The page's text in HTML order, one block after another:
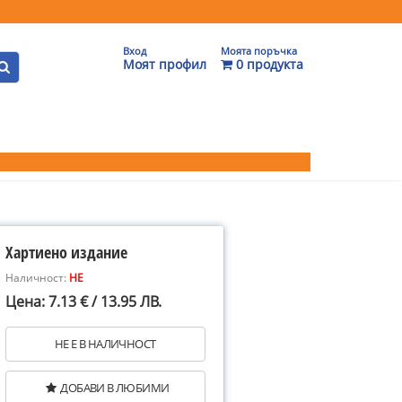
Вход
Моят профил
Моята поръчка
0 продукта
Хартиено издание
Наличност: НЕ
Цена: 7.13 € / 13.95 ЛВ.
НЕ Е В НАЛИЧНОСТ
ДОБАВИ В ЛЮБИМИ